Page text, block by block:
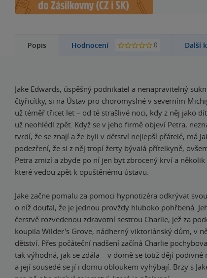
Popis Hodnocení 0 Další
Jake Edwards, úspěšný podnikatel a nenapravitelný
čtyřicítky, si na Ústav pro choromyslné v severním
už téměř třicet let – od té strašlivé noci, kdy z něj jako
už neohlédl zpět. Když se v jeho firmě objeví Petra,
tvrdí, že se znají a že byli v dětství nejlepší přátelé, má
podezření, že si z něj tropí žerty bývalá přítelkyně,
Petra zmizí a zbyde po ní jen byt zbrocený krví a
které vedou zpět k opuštěnému ústavu.
Jake začne pomalu za pomoci hypnotizéra odkrývat
o níž doufal, že je jednou provždy hluboko pohřbená.
čerstvě rozvedenou zdravotní sestrou Charlie, jež za
koupila Wilder's Grove, nádherný viktoriánský dům, v
dětství. Přes počáteční nadšení začíná Charlie
tak výhodná, jak se zdála – v domě se totiž dějí podivné
a její sousedé se jí i domu obloukem vyhýbají. Brzy s